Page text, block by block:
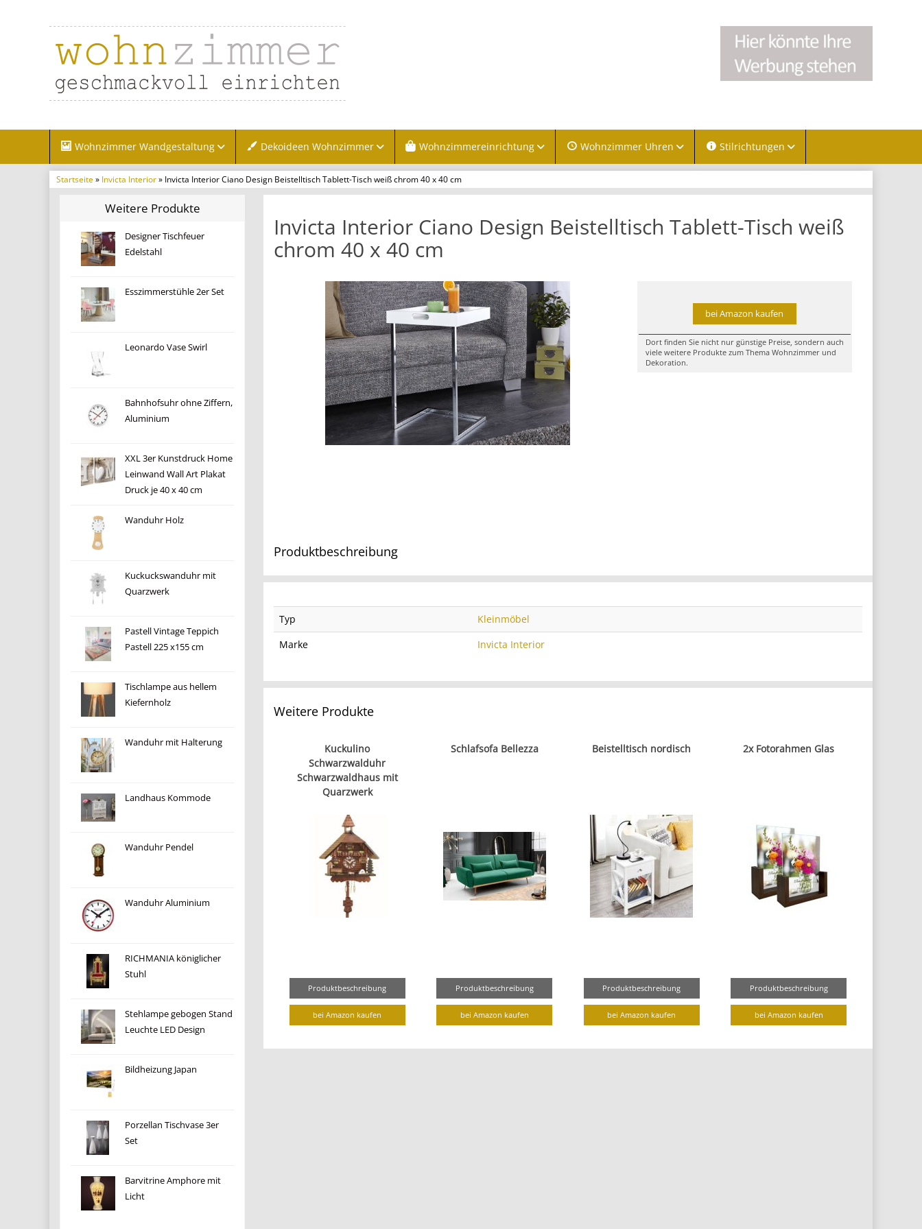
Wohnzimmer Wandgestaltung Dekoideen Wohnzimmer Wohnzimmereinrichtung Wohnzimmer Uhren Stilrichtungen
Startseite» Invicta Interior» Invicta Interior Ciano Design Beistelltisch Tablett-Tisch weiß chrom 40 x 40 cm
Weitere Produkte
Designer Tischfeuer
Edelstahl
Esszimmerstühle 2er Set
Leonardo Vase Swirl
Bahnhofsuhr ohne Ziffern,
Aluminium
XXL 3er Kunstdruck Home
Leinwand Wall Art Plakat
Druck je 40 x 40 cm
Wanduhr Holz
Kuckuckswanduhr mit
Quarzwerk
Pastell Vintage Teppich
Pastell 225 x155 cm
Tischlampe aus hellem
Kiefernholz
Wanduhr mit Halterung
Landhaus Kommode
Wanduhr Pendel
Wanduhr Aluminium
RICHMANIA königlicher
Stuhl
Stehlampe gebogen Stand
Leuchte LED Design
Bildheizung Japan
Porzellan Tischvase 3er
Set
Barvitrine Amphore mit
Licht
Invicta Interior Ciano Design Beistelltisch Tablett-Tisch weiß
chrom 40 x 40 cm
bei Amazon kaufen
Dort finden Sie nicht nur günstige Preise, sondern auch
viele weitere Produkte zum Thema Wohnzimmer und
Dekoration.
Produktbeschreibung
Typ
Kleinmöbel
Marke
Invicta Interior
Weitere Produkte
Kuckulino
Schwarzwalduhr
Schwarzwaldhaus mit
Quarzwerk
Produktbeschreibung
bei Amazon kaufen
Schlafsofa Bellezza
Produktbeschreibung
bei Amazon kaufen
Beistelltisch nordisch
Produktbeschreibung
bei Amazon kaufen
2x Fotorahmen Glas
Produktbeschreibung
bei Amazon kaufen